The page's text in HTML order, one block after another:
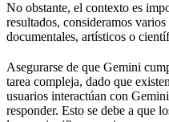
No obstante, el contexto es
resultados, consideramos
documentales, artísticos o
Asegurarse de que Gemini
tarea compleja, dado que
usuarios interactúan con
responder. Esto se debe a que